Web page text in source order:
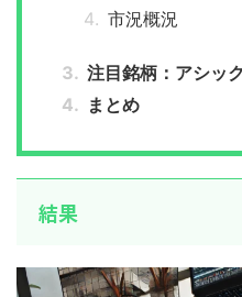
市況概況
注目銘柄：アシッ
まとめ
結果